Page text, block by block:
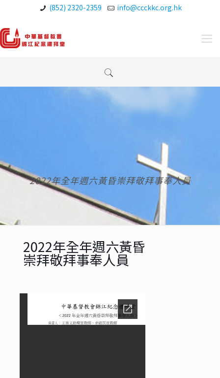
(852) 2320-2359 info@ccckkc.org.hk
2022年全年週六黃昏崇拜敬拜事奉人員
2022年全年週六黃昏
崇拜敬拜事奉人員